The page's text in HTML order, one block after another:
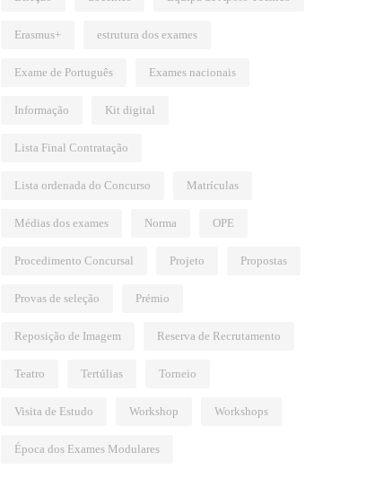
Erasmus+ estrutura dos exames
Exame de Português Exames nacionais
Informação Kit digital
Lista Final Contratação
Lista ordenada do Concurso Matrículas
Médias dos exames Norma OPE
Procedimento Concursal Projeto Propostas
Provas de seleção Prémio
Reposição de Imagem Reserva de Recrutamento
Teatro Tertúlias Torneio
Visita de Estudo Workshop Workshops
Época dos Exames Modulares